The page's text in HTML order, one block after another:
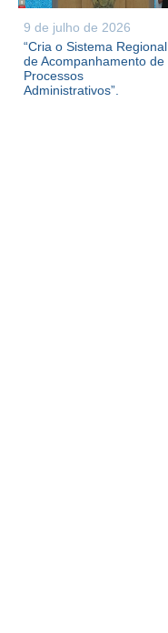
9 de julho de 2026
“Cria o Sistema Regional
de Acompanhamento de
Processos
Administrativos”.